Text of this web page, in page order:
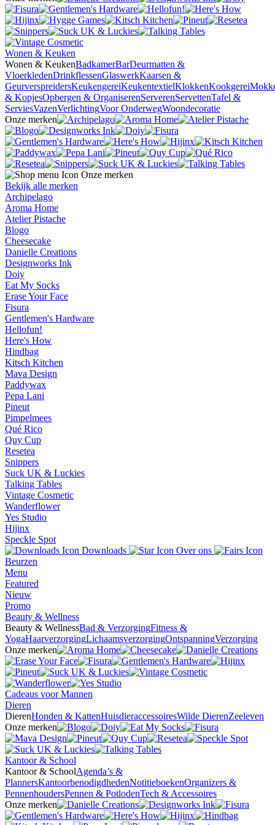
Wonen & Keuken
Wonen & KeukenBadkamerBarDeurmatten &
VloerkledenDrinkflessenGlaswerkKaarsen &
GeurverspreidersKeukengereiKeukentextielKlokkenKookgerei
& KopjesOpbergen & OrganiserenServerenServettenTafel &
ServiesVazenVerlichtingVoor OnderwegWoondecoratie
Onze merken
Onze merken
Bekijk alle merken
Archipelago
Aroma Home
Atelier Pistache
Blogo
Cheesecake
Danielle Creations
Designworks Ink
Doiy
Eat My Socks
Erase Your Face
Fisura
Gentlemen's Hardware
Hellofun!
Here's How
Hindbag
Kitsch Kitchen
Mava Design
Paddywax
Pepa Lani
Pineut
Pimpelmees
Qué Rico
Quy Cup
Resetea
Snippers
Suck UK & Luckies
Talking Tables
Vintage Cosmetic
Wanderflower
Yes Studio
Hijinx
Speckle Spot
Downloads
Over ons
Beurzen
Menu
Featured
Nieuw
Promo
Beauty & Wellness
Beauty & WellnessBad & VerzorgingFitness &
YogaHaarverzorgingLichaamsverzorgingOntspanningVerzorging
Onze merken
Cadeaus voor Mannen
Dieren
DierenHonden & KattenHuisdieraccessoiresWilde DierenZeeleven
Onze merken
Kantoor & School
Kantoor & SchoolAgenda’s &
PlannersKantoorbenodigdhedenNotitieboekenOrganizers &
PennenhoudersPennen & PotlodenTech & Accessoires
Onze merken